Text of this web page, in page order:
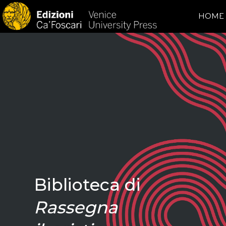
HOME
Biblioteca di
Rassegna